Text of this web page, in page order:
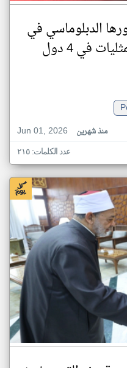
الدبلوماسي في
إفريقيا بافتتاح ممثليات في 4 دول
Jun 01, 2026
منذ شهرين
عدد الكلمات: ٢١٥